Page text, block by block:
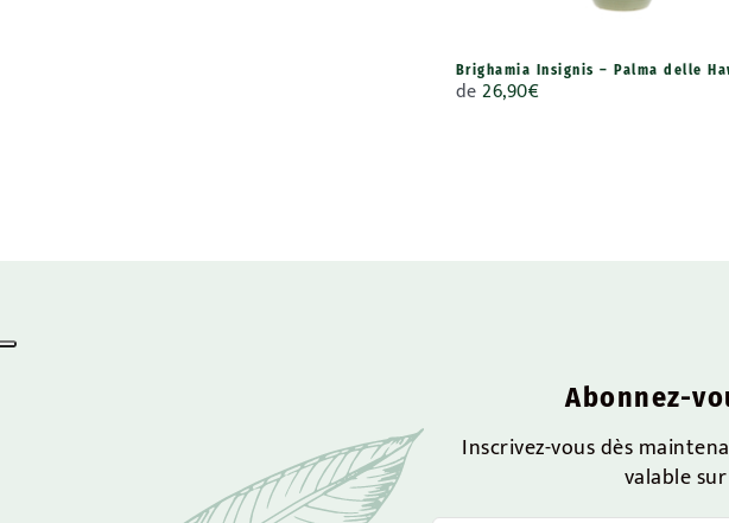
Brighamia Insignis – Palma delle
de26,90€
Abonnez-
Inscrivez-vous dès
valable